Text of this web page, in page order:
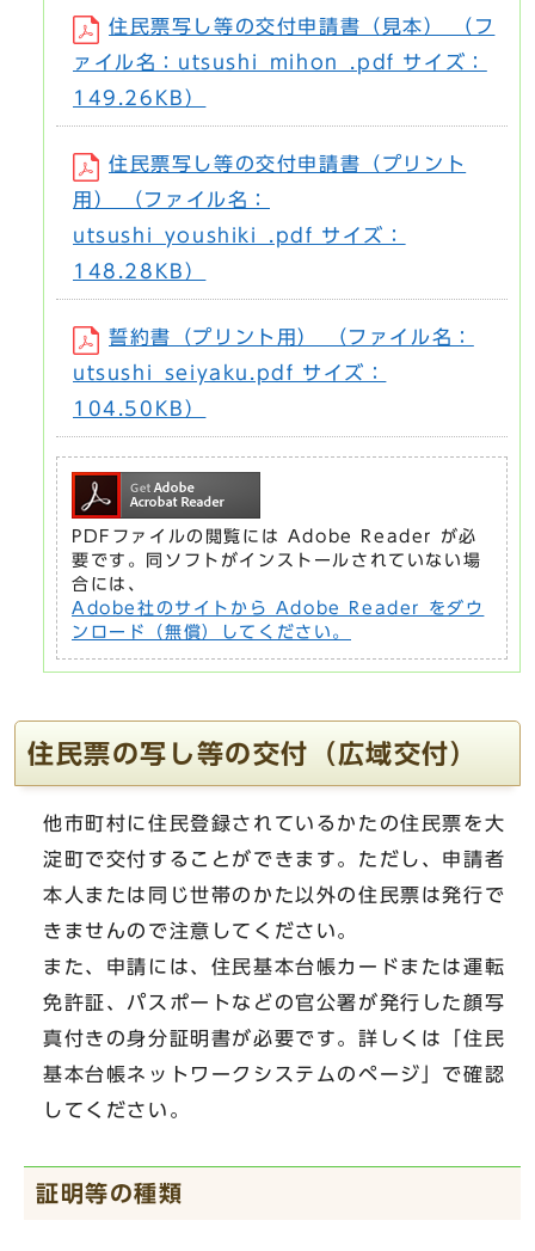
住民票写し等の交付申請書（見本） （フ
ァイル名：utsushi_mihon_.pdf サイズ：
149.26KB）
住民票写し等の交付申請書（プリント
用） （ファイル名：
utsushi_youshiki_.pdf サイズ：
148.28KB）
誓約書（プリント用） （ファイル名：
utsushi_seiyaku.pdf サイズ：
104.50KB）
PDFファイルの閲覧には Adobe Reader が必
要です。同ソフトがインストールされていない場
合には、
Adobe社のサイトから Adobe Reader をダウ
ンロード（無償）してください。
住民票の写し等の交付（広域交付）
他市町村に住民登録されているかたの住民票を大
淀町で交付することができます。ただし、申請者
本人または同じ世帯のかた以外の住民票は発行で
きませんので注意してください。
また、申請には、住民基本台帳カードまたは運転
免許証、パスポートなどの官公署が発行した顔写
真付きの身分証明書が必要です。詳しくは「住民
基本台帳ネットワークシステムのページ」で確認
してください。
証明等の種類